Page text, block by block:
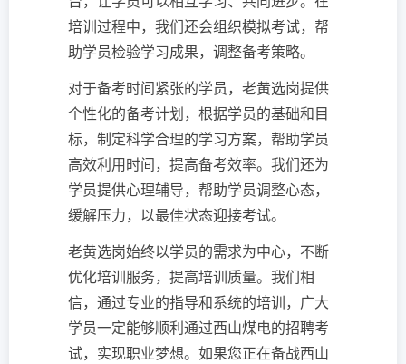
培训过程中，我们还会组织模拟考试，帮
助学员检验学习成果，调整备考策略。
对于备考时间紧张的学员，老黄选岗提供
个性化的备考计划，根据学员的基础和目
标，制定科学合理的学习方案，帮助学员
高效利用时间，提高备考效率。我们还为
学员提供心理辅导，帮助学员调整心态，
缓解压力，以最佳状态迎接考试。
老黄选岗始终以学员的需求为中心，不断
优化培训服务，提高培训质量。我们相
信，通过专业的指导和系统的培训，广大
学员一定能够顺利通过西山煤电的招聘考
试，实现职业梦想。如果您正在备战西山